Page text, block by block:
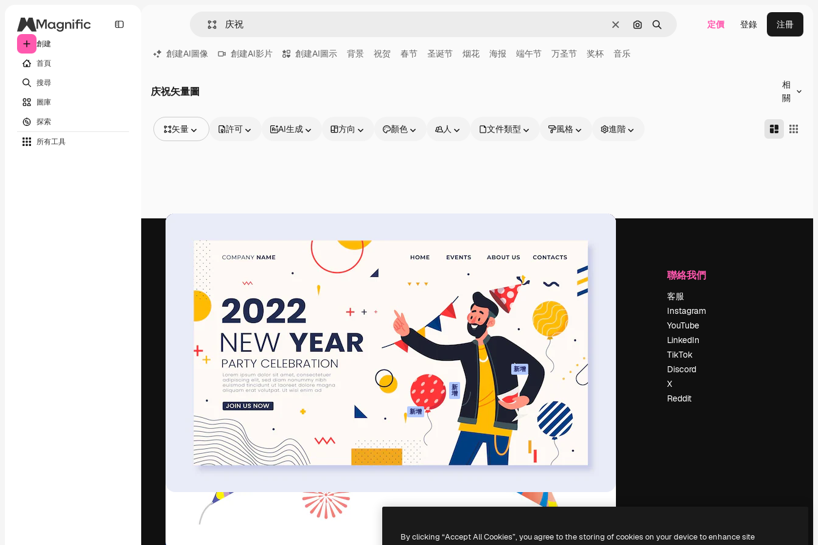
創建
首頁
搜尋
圖庫
探索
所有工具
清除 通過圖像搜索
搜尋 定價 登錄 注冊
創建AI圖像 創建AI影片 創建AI圖示 背景 祝贺 春节 圣诞节 烟花 海报 端午节 万圣节 奖杯 音乐
庆祝矢量圖
相
關
矢量
視頻
許可 AI生成 方向 顏色 人 文件類型 風格 進階
引導你創作出最佳作品的創意平台。擁有超過
100萬訂閱者，涵蓋創意人士、企業、代理商
和工作室。
繁體中文 (香港)
AI助手
AI圖像生成器
AI視頻生成器
AI語音生成器
圖庫內容
MCP用於
Claude/ChatGPT
新
增
AI助手 新增
流動應用程式
所有Magnific工具
Academy
文件
客服
使用條款
隱私政策
原創作品
新增
Cookie 政策
信任中心
聯盟夥伴
企業
公司
定價
工作機會
搜索趨勢
博客
聚會活動
出售內容
新聞室
magnific.ai
聯絡我們
客服
Instagram
YouTube
LinkedIn
TikTok
Discord
X
Reddit
Copyright © 2010- Freepik Company S.L.U.
By clicking “Accept All Cookies”, you agree to the storing of cookies on your device to enhance site